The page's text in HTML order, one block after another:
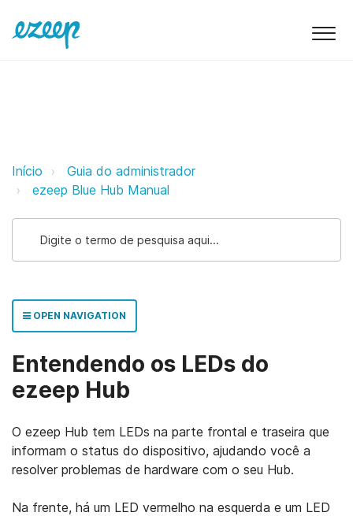
Entendendo os LEDs do ezeep
Início
Guia do administrador
ezeep Blue Hub Manual
OPEN NAVIGATION
Entendendo os LEDs do
ezeep Hub
O ezeep Hub tem LEDs na parte frontal e traseira que
informam o status do dispositivo, ajudando você a
resolver problemas de hardware com o seu Hub.
Na frente, há um LED vermelho na esquerda e um LED